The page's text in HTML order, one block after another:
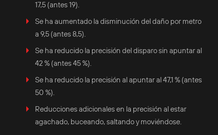
17,5 (antes 19).
Se ha aumentado la disminución del daño por metro
a 9,5 (antes 8,5).
Se ha reducido la precisión del disparo sin apuntar al
42 % (antes 45 %).
Se ha reducido la precisión al apuntar al 47,1 % (antes
50 %).
Reducciones adicionales en la precisión al estar
agachado, buceando, saltando y moviéndose.